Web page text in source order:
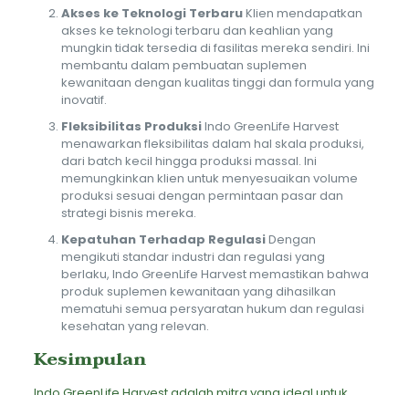
Akses ke Teknologi TerbaruKlien mendapatkan
akses ke teknologi terbaru dan keahlian yang
mungkin tidak tersedia di fasilitas mereka sendiri. Ini
membantu dalam pembuatan suplemen
kewanitaan dengan kualitas tinggi dan formula yang
inovatif.
Fleksibilitas ProduksiIndo GreenLife Harvest
menawarkan fleksibilitas dalam hal skala produksi,
dari batch kecil hingga produksi massal. Ini
memungkinkan klien untuk menyesuaikan volume
produksi sesuai dengan permintaan pasar dan
strategi bisnis mereka.
Kepatuhan Terhadap RegulasiDengan
mengikuti standar industri dan regulasi yang
berlaku, Indo GreenLife Harvest memastikan bahwa
produk suplemen kewanitaan yang dihasilkan
mematuhi semua persyaratan hukum dan regulasi
kesehatan yang relevan.
Kesimpulan